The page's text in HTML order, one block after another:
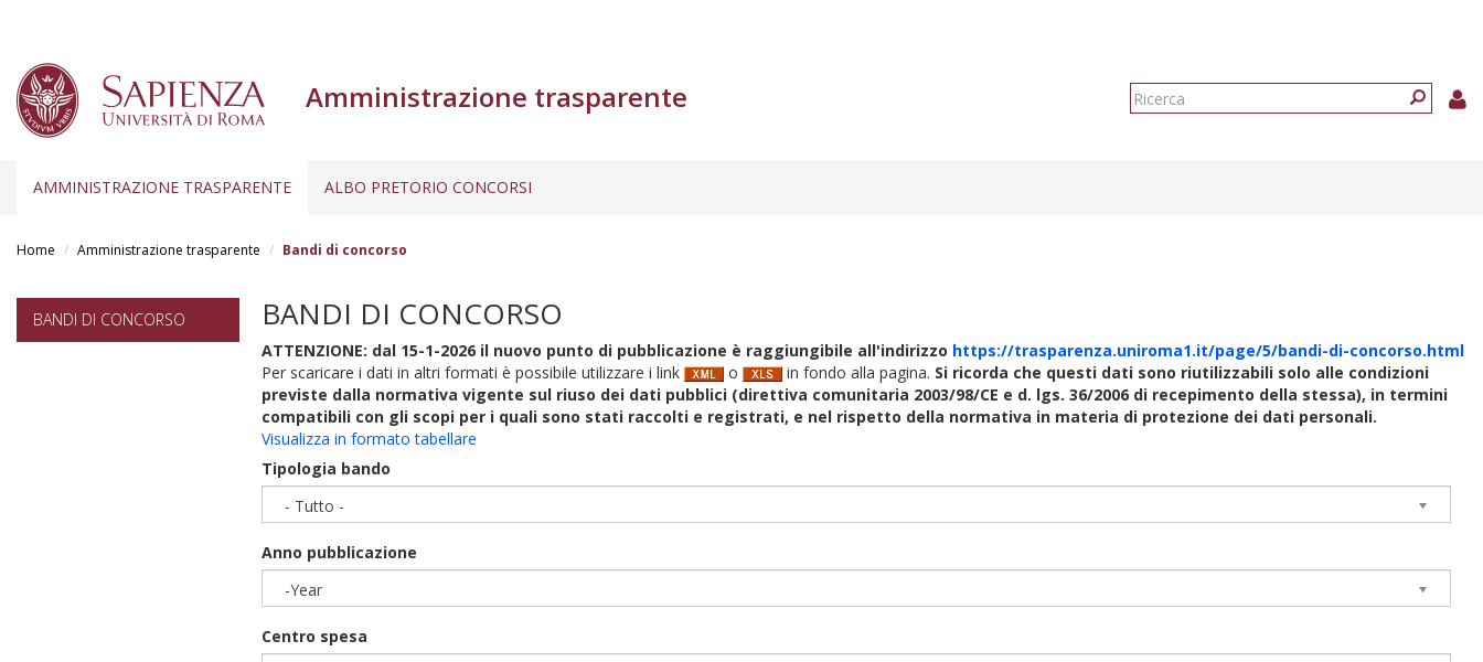
Amministrazione trasparente
Form
AMMINISTRAZIONE TRASPARENTE ALBO PRETORIO CONCORSI
Home Amministrazione trasparente Bandi di concorso
BANDI DI CONCORSO BANDI DI CONCORSO
ATTENZIONE: dal 15-1-2026 il nuovo punto di pubblicazione è raggiungibile all'indirizzo https://trasparenza.uniroma1.it/page/5/bandi-di-concorso.html
Per scaricare i dati in altri formati è possibile utilizzare i link
o in fondo alla pagina. Si ricorda che questi dati sono riutilizzabili solo alle condizioni
previste dalla normativa vigente sul riuso dei dati pubblici (direttiva comunitaria 2003/98/CE e d. lgs. 36/2006 di recepimento della stessa), in termini
compatibili con gli scopi per i quali sono stati raccolti e registrati, e nel rispetto della normativa in materia di protezione dei dati personali.
Visualizza in formato tabellare
Tipologia bando
- Tutto -
Anno pubblicazione
-Year
Centro spesa